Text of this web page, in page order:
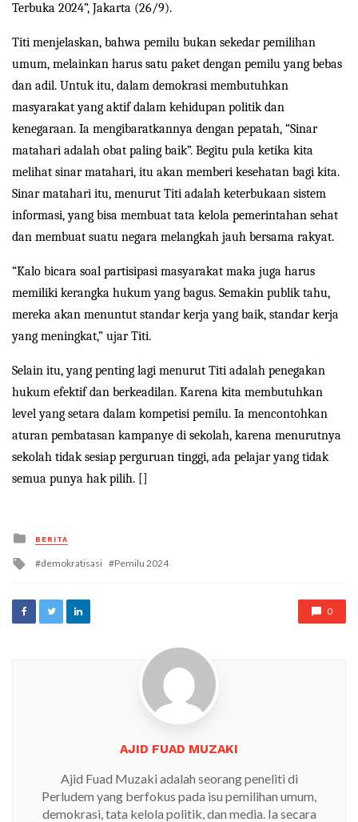
Terbuka 2024”, Jakarta (26/9).
Titi menjelaskan, bahwa pemilu bukan sekedar pemilihan
umum, melainkan harus satu paket dengan pemilu yang bebas
dan adil. Untuk itu, dalam demokrasi membutuhkan
masyarakat yang aktif dalam kehidupan politik dan
kenegaraan. Ia mengibaratkannya dengan pepatah, “Sinar
matahari adalah obat paling baik”. Begitu pula ketika kita
melihat sinar matahari, itu akan memberi kesehatan bagi kita.
Sinar matahari itu, menurut Titi adalah keterbukaan sistem
informasi, yang bisa membuat tata kelola pemerintahan sehat
dan membuat suatu negara melangkah jauh bersama rakyat.
“Kalo bicara soal partisipasi masyarakat maka juga harus
memiliki kerangka hukum yang bagus. Semakin publik tahu,
mereka akan menuntut standar kerja yang baik, standar kerja
yang meningkat,” ujar Titi.
Selain itu, yang penting lagi menurut Titi adalah penegakan
hukum efektif dan berkeadilan. Karena kita membutuhkan
level yang setara dalam kompetisi pemilu. Ia mencontohkan
aturan pembatasan kampanye di sekolah, karena menurutnya
sekolah tidak sesiap perguruan tinggi, ada pelajar yang tidak
semua punya hak pilih. []
Posted
in
BERITA
Tagged
demokratisasi Pemilu 2024
0
AJID FUAD MUZAKI
Ajid Fuad Muzaki adalah seorang peneliti di
Perludem yang berfokus pada isu pemilihan umum,
demokrasi, tata kelola politik, dan media. Ia secara